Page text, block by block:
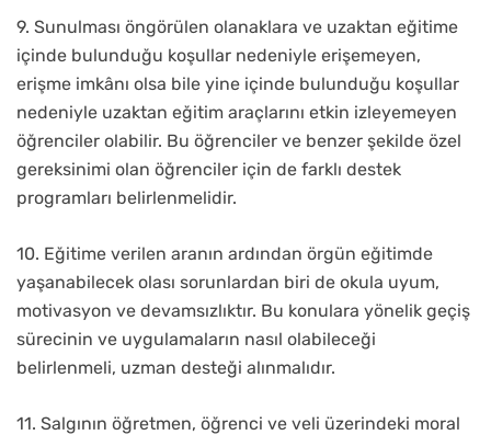
9. Sunulması öngörülen olanaklara ve uzaktan eğitime
içinde bulunduğu koşullar nedeniyle erişemeyen,
erişme imkânı olsa bile yine içinde bulunduğu koşullar
nedeniyle uzaktan eğitim araçlarını etkin izleyemeyen
öğrenciler olabilir. Bu öğrenciler ve benzer şekilde özel
gereksinimi olan öğrenciler için de farklı destek
programları belirlenmelidir.
10. Eğitime verilen aranın ardından örgün eğitimde
yaşanabilecek olası sorunlardan biri de okula uyum,
motivasyon ve devamsızlıktır. Bu konulara yönelik geçiş
sürecinin ve uygulamaların nasıl olabileceği
belirlenmeli, uzman desteği alınmalıdır.
11. Salgının öğretmen, öğrenci ve veli üzerindeki moral